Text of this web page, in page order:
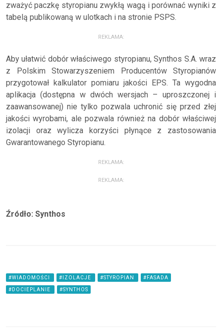
zważyć paczkę styropianu zwykłą wagą i porównać wyniki z
tabelą publikowaną w ulotkach i na stronie PSPS.
REKLAMA:
Aby ułatwić dobór właściwego styropianu, Synthos S.A. wraz
z Polskim Stowarzyszeniem Producentów Styropianów
przygotował kalkulator pomiaru jakości EPS. Ta wygodna
aplikacja (dostępna w dwóch wersjach – uproszczonej i
zaawansowanej) nie tylko pozwala uchronić się przed złej
jakości wyrobami, ale pozwala również na dobór właściwej
izolacji oraz wylicza korzyści płynące z zastosowania
Gwarantowanego Styropianu.
REKLAMA:
REKLAMA:
Źródło: Synthos
#WIADOMOŚCI #IZOLACJE #STYROPIAN #FASADA
#DOCIEPLANIE #SYNTHOS